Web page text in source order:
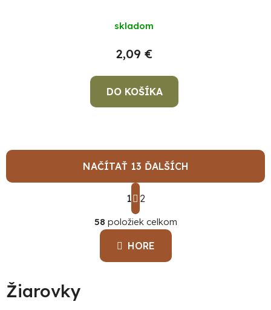
skladom
2,09 €
DO KOŠÍKA
O
v
l
á
d
NAČÍTAŤ 13 ĎALŠÍCH
S
t
r
á
n
k
1 2
58 položiek celkom
HORE
Žiarovky